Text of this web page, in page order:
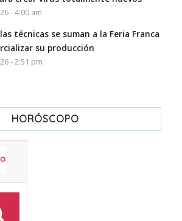
- 4:00 am
técnicas se suman a la Feria Franca
su producción
- 2:51 pm
HORÓSCOPO